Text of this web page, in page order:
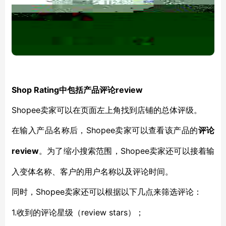
Shop Rating中包括产品评论review
Shopee卖家可以在页面左上角找到店铺的总体评级。
在输入产品名称后， Shopee卖家可以查看该产品的评论
review。为了缩小搜索范围， Shopee卖家还可以接着输
入变体名称、客户的用户名称以及评论时间。
同时， Shopee卖家还可以根据以下几点来筛选评论：
1.收到的评论星级（review stars）；